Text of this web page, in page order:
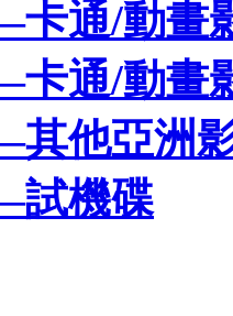
卡通/動畫
卡通/動畫
其他亞洲
試機碟